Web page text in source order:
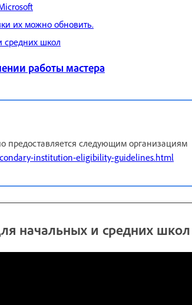
их можно обновить.
средних школ
работы мастера
предоставляется следующим организациям
institution-eligibility-guidelines.html
начальных и средних школ